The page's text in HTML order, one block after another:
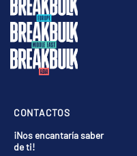
CONTACTOS
¡Nos encantaría saber
de ti!